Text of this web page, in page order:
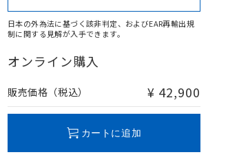
日本の外為法に基づく該非判定、およびEAR再輸出規
制に関する見解が入手できます。
オンライン購入
販売価格（税込） ¥ 42,900
カートに追加